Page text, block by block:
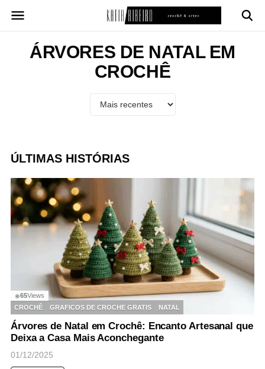
para
conteúdoÁRVORES DE NATAL EM
CROCHÊ
ÚLTIMAS HISTÓRIAS
◉65Views
CROCHÊ
GRAFICOS DE CROCHE GRATIS NATAL
Árvores de Natal em Crochê: Encanto Artesanal que
Deixa a Casa Mais Aconchegante
01/12/2025